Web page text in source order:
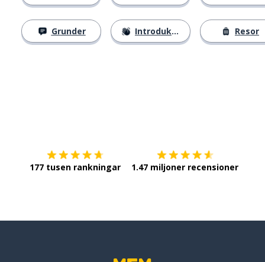
Grunder Introduktion Resor
177 tusen rankningar 1.47 miljoner recensioner